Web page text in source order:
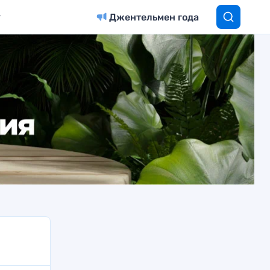
Джентельмен года